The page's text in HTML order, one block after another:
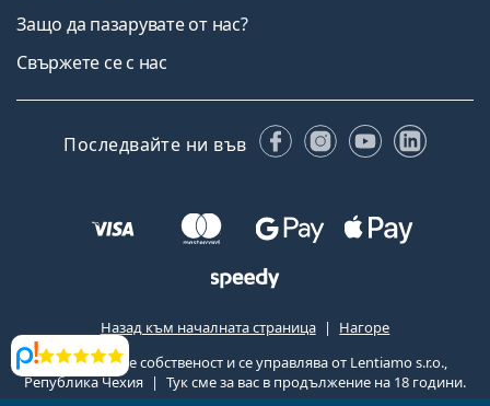
Прегледи
Защо да пазарувате от нас?
Свържете се с нас
Последвайте ни във FacebookInstagram
YouTube
Назад към началната страница
Нагоре
Lentiamo.bg е собственост и се управлява от Lentiamo s.r.o.,
Република Чехия
Тук сме за вас в продължение на 18 години.